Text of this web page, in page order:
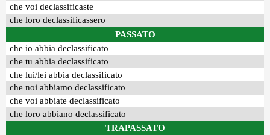
che voi declassificaste
che loro declassificassero
PASSATO
che io abbia declassificato
che tu abbia declassificato
che lui/lei abbia declassificato
che noi abbiamo declassificato
che voi abbiate declassificato
che loro abbiano declassificato
TRAPASSATO